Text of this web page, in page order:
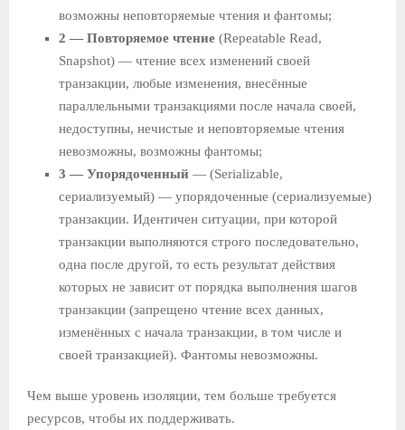
возможны неповторяемые чтения и фантомы;
2 — Повторяемое чтение (Repeatable Read,
Snapshot) — чтение всех изменений своей
транзакции, любые изменения, внесённые
параллельными транзакциями после начала своей,
недоступны, нечистые и неповторяемые чтения
невозможны, возможны фантомы;
3 — Упорядоченный — (Serializable,
сериализуемый) — упорядоченные (сериализуемые)
транзакции. Идентичен ситуации, при которой
транзакции выполняются строго последовательно,
одна после другой, то есть результат действия
которых не зависит от порядка выполнения шагов
транзакции (запрещено чтение всех данных,
изменённых с начала транзакции, в том числе и
своей транзакцией). Фантомы невозможны.
Чем выше уровень изоляции, тем больше требуется
ресурсов, чтобы их поддерживать.